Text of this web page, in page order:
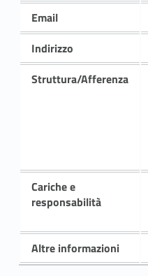
Email
Indirizzo
Struttura/Afferenza
Cariche e
responsabilità
Altre informazioni